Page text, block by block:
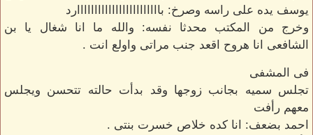
يوسف يده على راسه وصرخ: باااااااااااااااااااااااارد
وخرج من المكتب محدثا نفسه: والله ما انا شغال يا بن
الشافعى انا هروح اقعد جنب مراتى واولع انت .
فى المشفى
تجلس سميه بجانب زوجها وقد بدأت حالته تتحسن ويجلس
معهم رأفت
احمد بضعف: انا كده خلاص خسرت بنتى .